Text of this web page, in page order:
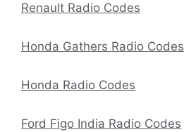
Renault Radio Codes
Honda Gathers Radio Codes
Honda Radio Codes
Ford Figo India Radio Codes